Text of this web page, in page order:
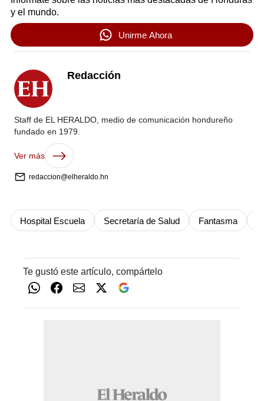
y el mundo.
Unirme Ahora
Redacción
Staff de EL HERALDO, medio de comunicación hondureño
fundado en 1979.
Ver más
redaccion@elheraldo.hn
Hospital Escuela Secretaría de Salud Fantasma
Te gustó este artículo, compártelo